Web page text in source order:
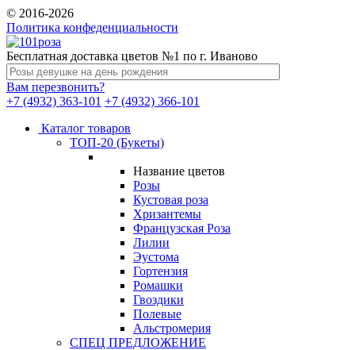
© 2016-2026
Политика конфеденциальности
Бесплатная доставка цветов №1 по г. Иваново
Вам перезвонить?
+7 (4932) 363-101 +7 (4932) 366-101
Каталог товаров
ТОП-20 (Букеты)
Название цветов
Розы
Кустовая роза
Хризантемы
Французская Роза
Лилии
Эустома
Гортензия
Ромашки
Гвоздики
Полевые
Альстромерия
СПЕЦ ПРЕДЛОЖЕНИЕ